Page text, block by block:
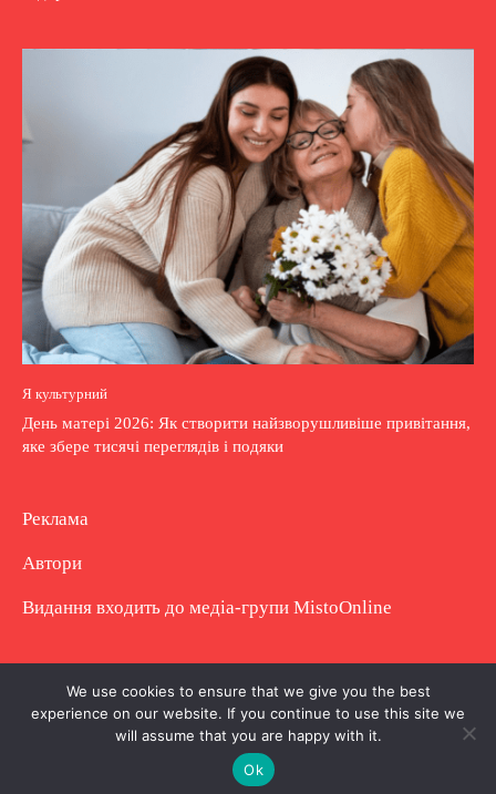
Я культурний
День матері 2026: Як створити найзворушливіше привітання,
яке збере тисячі переглядів і подяки
Реклама
Автори
Видання входить до медіа-групи MistoOnline
Copyright © Повне використання матеріалу
заборонено. Частково можна з гіперпосиланням.
We use cookies to ensure that we give you the best
experience on our website. If you continue to use this site we
will assume that you are happy with it.
Ok